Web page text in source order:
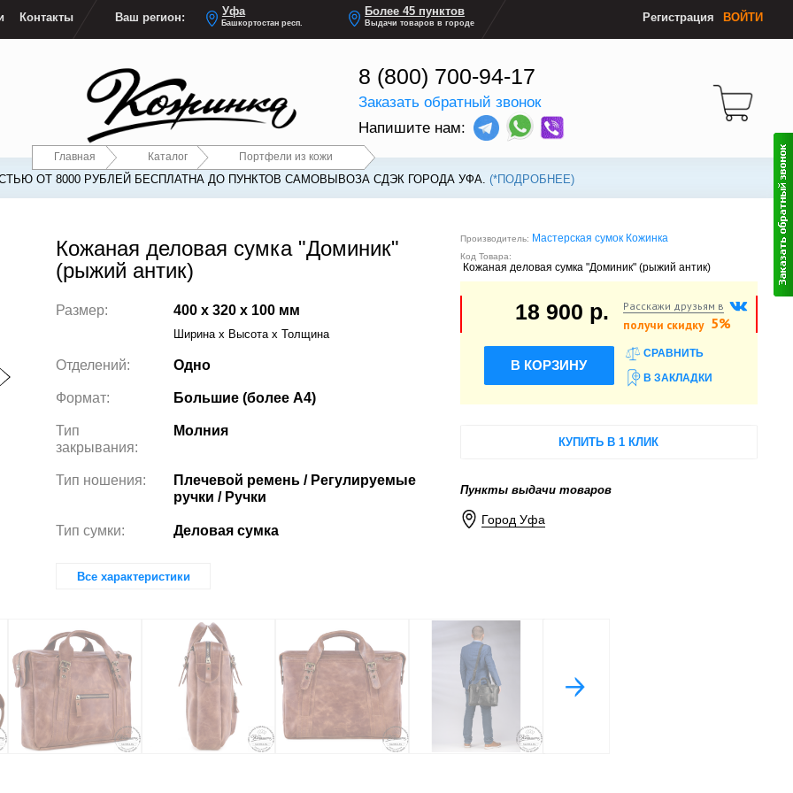
Контакты Ваш регион: Уфа
Башкортостан респ.
Более 45 пунктов
Выдачи товаров в городе Регистрация ВОЙТИ
8 (800) 700-94-17
Заказать обратный звонок
Напишите нам:
Главная Каталог Портфели из кожи
ОТ 8000 РУБЛЕЙ БЕСПЛАТНА ДО ПУНКТОВ САМОВЫВОЗА СДЭК ГОРОДА УФА. (*ПОДРОБНЕЕ)
Кожаная деловая сумка "Доминик"
(рыжий антик)
Размер: 400 x 320 x 100 мм
Ширина x Высота x Толщина
Отделений: Одно
Формат: Большие (более А4)
Тип
закрывания:
Молния
Тип ношения:
Плечевой ремень / Регулируемые
ручки / Ручки
Тип сумки: Деловая сумка
Все характеристики
Производитель: Мастерская сумок Кожинка
Код Товара:
Кожаная деловая сумка "Доминик" (рыжий антик)
18 900 р. Расскажи друзьям в
получи скидку 5%
В КОРЗИНУ
СРАВНИТЬ
В ЗАКЛАДКИ
КУПИТЬ В 1 КЛИК
Пункты выдачи товаров
Город Уфа